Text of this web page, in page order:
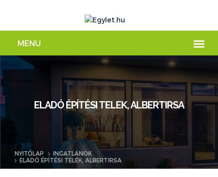
ELADÓ ÉPÍTÉSI TELEK, ALBERTIRSA
NYITÓLAP
INGATLANOK
ELADÓ ÉPÍTÉSI TELEK, ALBERTIRSA